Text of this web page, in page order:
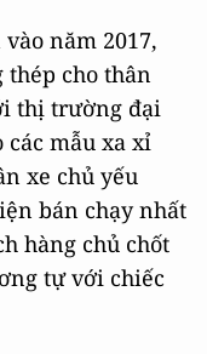
năm 2017,
thép cho thân
thị trường đại
các mẫu xa xỉ
xe chủ yếu
bán chạy nhất
hàng chủ chốt
tự với chiếc